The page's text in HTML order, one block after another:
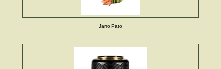
Jarro Pato